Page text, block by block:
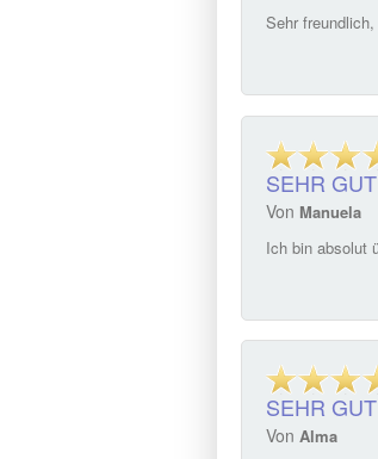
SEHR GUT
Von Manuela
SEHR GUT
Von Alma